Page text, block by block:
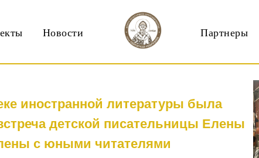
Новости Партнеры
иностранной литературы была
детской писательницы Елены
с юными читателями